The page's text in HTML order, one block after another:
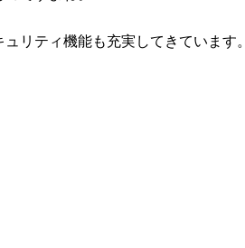
リティ機能も充実してきています。